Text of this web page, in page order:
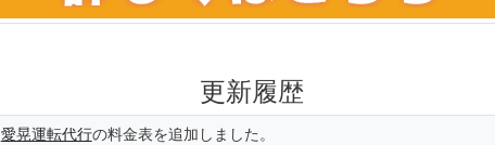
更新履歴
愛晃運転代行の料金表を追加しました。